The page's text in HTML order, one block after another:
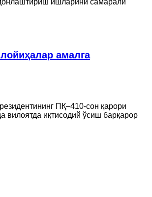
ишларини самарали
амалга
ПҚ–410-сон қарори
вилоятда иқтисодий ўсиш барқарор